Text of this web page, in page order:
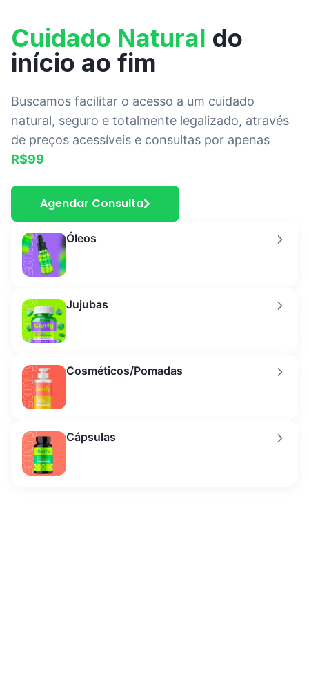
Cuidado Natural do
início ao fim
Buscamos facilitar o acesso a um cuidado
natural, seguro e totalmente legalizado, através
de preços acessíveis e consultas por apenas
R$99
Agendar Consulta
Óleos
Jujubas
Cosméticos/Pomadas
Cápsulas